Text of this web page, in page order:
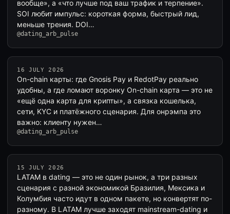
вообще», а «что лучше под ваш трафик и терпение».
SOI любит импульс: короткая форма, быстрый лид,
меньше трения. DOI…
@dating_arb_pulse
16 JULY 2026
On-chain карты: где Gnosis Pay и RedotPay реально
удобны, а где ломают воронку On-chain карта — это не
«ещё одна карта для крипты», а связка кошелька,
сети, KYC и платёжного сценария. Для онрэмпа это
важно: клиенту нужен…
@dating_arb_pulse
15 JULY 2026
LATAM в dating — это не один рынок, а три разных
сценария с разной экономикой Бразилия, Мексика и
Колумбия часто идут в одном пакете, но конвертят по-
разному. В LATAM лучше заходят mainstream-dating и